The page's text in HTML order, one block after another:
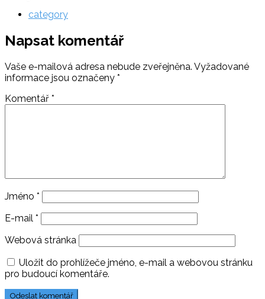
category
Napsat komentář
Vaše e-mailová adresa nebude zveřejněna. Vyžadované
informace jsou označeny *
Komentář *
Jméno *
E-mail *
Webová stránka
Uložit do prohlížeče jméno, e-mail a webovou stránku
pro budoucí komentáře.